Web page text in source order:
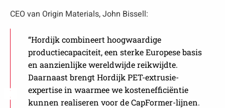
CEO van Origin Materials, John Bissell:
“Hordijk combineert hoogwaardige
productiecapaciteit, een sterke Europese basis
en aanzienlijke wereldwijde reikwijdte.
Daarnaast brengt Hordijk PET-extrusie-
expertise in waarmee we kostenefficiëntie
kunnen realiseren voor de CapFormer-lijnen.